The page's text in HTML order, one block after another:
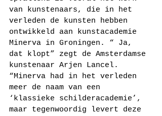
van kunstenaars, die in het
verleden de kunsten hebben
ontwikkeld aan kunstacademie
Minerva in Groningen. “ Ja,
dat klopt” zegt de Amsterdamse
kunstenaar Arjen Lancel.
“Minerva had in het verleden
meer de naam van een
‘klassieke schilderacademie’,
maar tegenwoordig levert deze